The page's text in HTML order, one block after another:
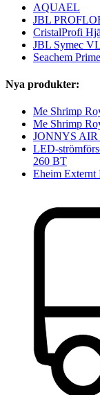
AQUAEL
JBL
CristalProfi
JBL Symec
Seachem Prime
Nya produkter:
Me Shrimp
Me Shrimp
JONNYS AIR
LED-
260 BT
Eheim Externt